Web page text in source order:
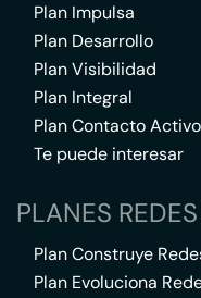
Plan Impulsa
Plan Desarrollo
Plan Visibilidad
Plan Integral
Plan Contacto Activo
Te puede interesar
PLANES
Plan Construye
Plan Evoluciona